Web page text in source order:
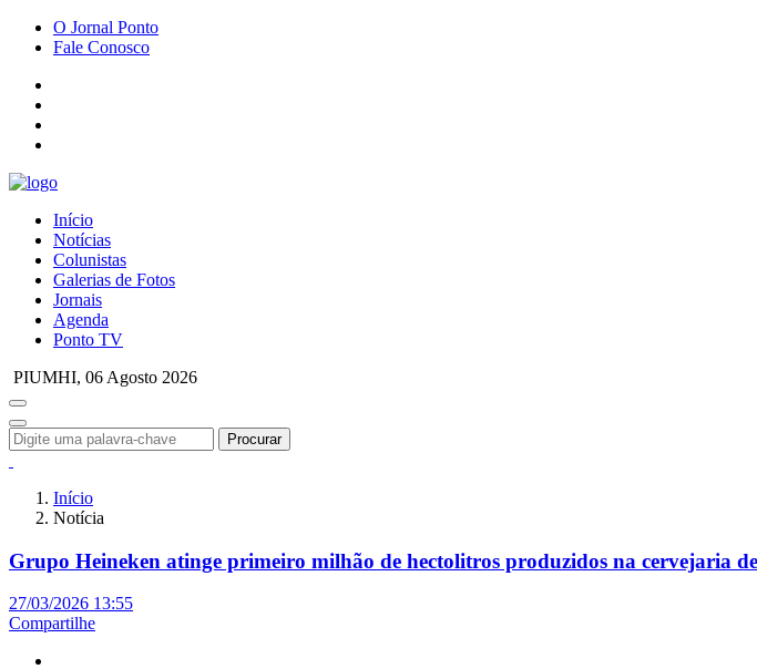
O Jornal Ponto
Fale Conosco
Início
Notícias
Colunistas
Galerias de Fotos
Jornais
Agenda
Ponto TV
PIUMHI, 06 Agosto 2026
Procurar
Início
Notícia
Grupo Heineken atinge primeiro milhão de hectolitros produzidos na cervejaria de
27/03/2026 13:55
Compartilhe